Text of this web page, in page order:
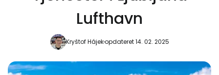
Lufthavn
Kryštof Hájekopdateret 14. 02. 2025
Fortsæt med Google